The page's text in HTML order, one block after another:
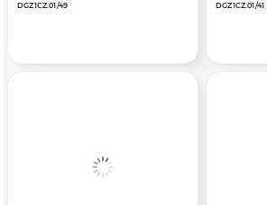
DGZ1CZ.01/49 DGZ1CZ.01/41